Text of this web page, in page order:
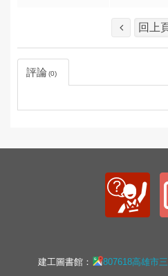
回上
評論 0
建工圖書館： 807618高雄市